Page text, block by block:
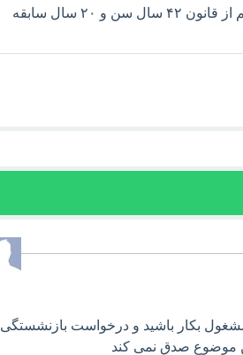
بیمه بارداری و قسمتی بیمه بیکاری است ، آیا میتوانم از قانون ۴۲ سال سن و ۲۰ سال سابقه
مشغول بکار باشید و درخواست بازنشستگی
موضوع صدق نمی کند